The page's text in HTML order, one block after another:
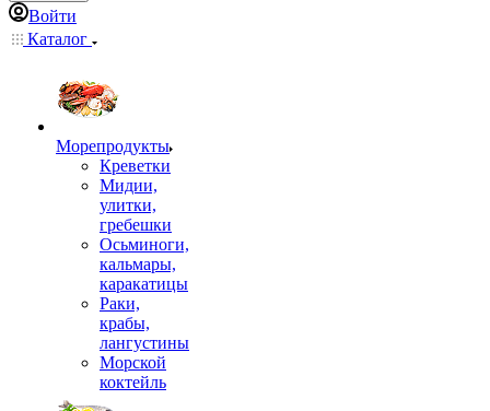
Войти
Каталог
Морепродукты
Креветки
Мидии,
улитки,
гребешки
Осьминоги,
кальмары,
каракатицы
Раки,
крабы,
лангустины
Морской
коктейль